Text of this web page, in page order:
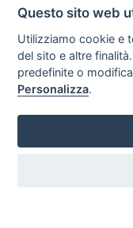
email
acconsento al
Questo sito web
Utilizziamo cookie e
del sito e altre
predefinite o
Personalizza.